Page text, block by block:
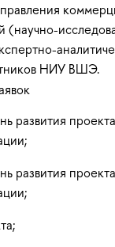
(научно-
НИУ ВШЭ.
развития
развития